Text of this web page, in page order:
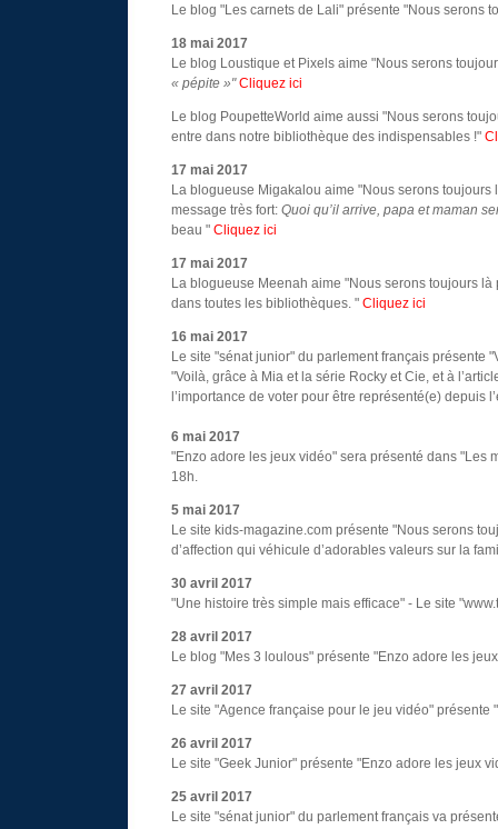
Le blog "Les carnets de Lali" présente "Nous serons
18 mai 2017
Le blog Loustique et Pixels aime "Nous serons
« pépite »"Cliquez ici
Le blog PoupetteWorld aime aussi "Nous serons
entre dans notre bibliothèque des indispensables !"
17 mai 2017
La blogueuse Migakalou aime "Nous serons
message très fort: Quoi qu’il arrive, papa et maman
beau " Cliquez ici
17 mai 2017
La blogueuse Meenah aime "Nous serons toujours
dans toutes les bibliothèques. " Cliquez ici
16 mai 2017
Le site "sénat junior" du parlement français présente
"Voilà, grâce à Mia et la série Rocky et Cie, et à
l’importance de voter pour être représenté(e) depuis
6 mai 2017
"Enzo adore les jeux vidéo" sera présenté dans "Les
18h.
5 mai 2017
Le site kids-magazine.com présente "Nous serons
d’affection qui véhicule d’adorables valeurs sur la
30 avril 2017
"Une histoire très simple mais efficace" - Le site
28 avril 2017
Le blog "Mes 3 loulous" présente "Enzo adore les
27 avril 2017
Le site "Agence française pour le jeu vidéo" présente
26 avril 2017
Le site "Geek Junior" présente "Enzo adore les jeux
25 avril 2017
Le site "sénat junior" du parlement français va